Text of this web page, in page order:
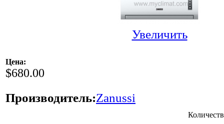
Увеличить
Цена:
$680.00
Производитель:Zanussi